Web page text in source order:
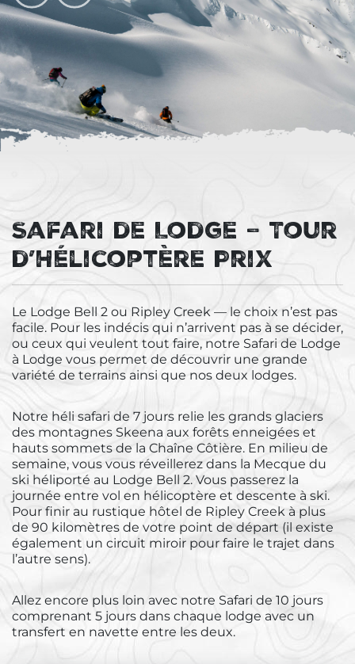
Safari de Lodge – Tour
d’Hélicoptère Prix
Le Lodge Bell 2 ou Ripley Creek — le choix n’est pas
facile. Pour les indécis qui n’arrivent pas à se décider,
ou ceux qui veulent tout faire, notre Safari de Lodge
à Lodge vous permet de découvrir une grande
variété de terrains ainsi que nos deux lodges.
Notre héli safari de 7 jours relie les grands glaciers
des montagnes Skeena aux forêts enneigées et
hauts sommets de la Chaîne Côtière. En milieu de
semaine, vous vous réveillerez dans la Mecque du
ski héliporté au Lodge Bell 2. Vous passerez la
journée entre vol en hélicoptère et descente à ski.
Pour finir au rustique hôtel de Ripley Creek à plus
de 90 kilomètres de votre point de départ (il existe
également un circuit miroir pour faire le trajet dans
l’autre sens).
Allez encore plus loin avec notre Safari de 10 jours
comprenant 5 jours dans chaque lodge avec un
transfert en navette entre les deux.